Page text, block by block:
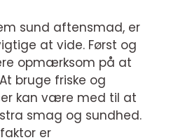
sund aftensmad, er
at vide. Først og
opmærksom på at
bruge friske og
kan være med til at
smag og sundhed.
er